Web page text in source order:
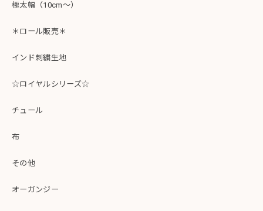
極太幅（10cm～）
＊ロール販売＊
インド刺繍生地
☆ロイヤルシリーズ☆
チュール
布
その他
オーガンジー